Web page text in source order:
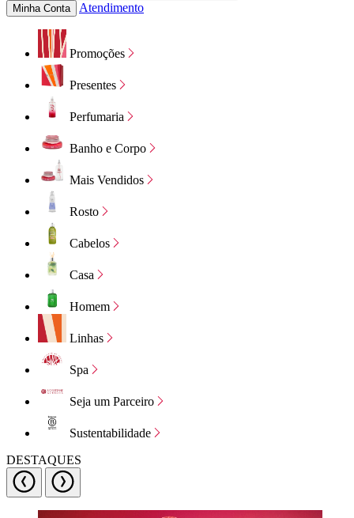
Minha Conta Atendimento
Promoções
Presentes
Perfumaria
Banho e Corpo
Mais Vendidos
Rosto
Cabelos
Casa
Homem
Linhas
Spa
Seja um Parceiro
Sustentabilidade
DESTAQUES